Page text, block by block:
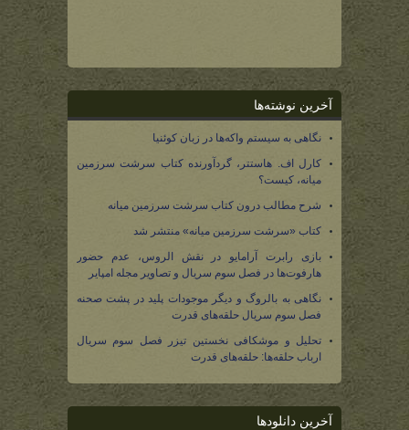
آخرین نوشته‌ها
نگاهی به سیستم واکه‌ها در زبان کوئنیا
کارل اف. هاستتر، گردآورنده کتاب سرشت سرزمین
میانه، کیست؟
شرح مطالب درون کتاب سرشت سرزمین میانه
کتاب «سرشت سرزمین میانه» منتشر شد
بازی رابرت آرامایو در نقش الروس، عدم حضور
هارفوت‌ها در فصل سوم سریال و تصاویر مجله امپایر
نگاهی به بالروگ و دیگر موجودات پلید در پشت صحنه
فصل سوم سریال حلقه‌های قدرت
تحلیل و موشکافی نخستین تیزر فصل سوم سریال
ارباب حلقه‌ها: حلقه‌های قدرت
آخرین دانلودها